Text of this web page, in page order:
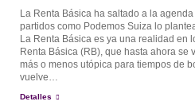
La Renta Básica ha saltado a la
partidos como Podemos Suiza lo
La Renta Básica es ya una realidad en
Renta Básica (RB), que hasta ahora se
más o menos utópica para tiempos de
vuelve…
Detalles